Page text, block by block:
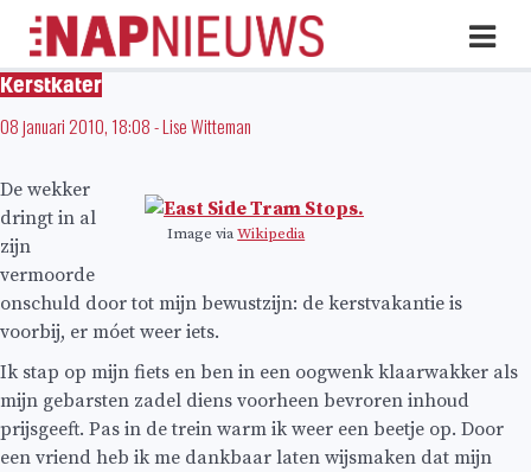
Skip
naar
inhoud
Kerstkater
08 januari 2010, 18:08-Lise Witteman
Image viaWikipedia
De wekker
dringt in al
zijn
vermoorde
onschuld door tot mijn bewustzijn: de kerstvakantie is
voorbij, er móet weer iets.
Ik stap op mijn fiets en ben in een oogwenk klaarwakker als
mijn gebarsten zadel diens voorheen bevroren inhoud
prijsgeeft. Pas in de trein warm ik weer een beetje op. Door
een vriend heb ik me dankbaar laten wijsmaken dat mijn